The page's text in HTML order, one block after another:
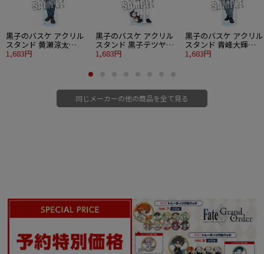
黒子のバスケ アクリル
スタンド 黄瀬涼太
Strawberry Ver.
1,683円
黒子のバスケ アクリル
スタンド 黒子テツヤ
Strawberry Ver.
1,683円
黒子のバスケ アクリル
スタンド 青峰大輝
Strawberry Ver.
1,683円
同じメーカーの他の商品を全て見る